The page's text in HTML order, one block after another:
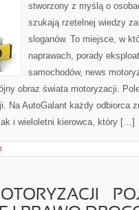
stworzony z myślą o
szukają rzetelnej wiedzy
sloganów. To miejsce, w
naprawach, porady
samochodów, news
obraz świata motoryzacji.
Na AutoGalant każdy odbiorca
i wieloletni kierowca, który […]
–